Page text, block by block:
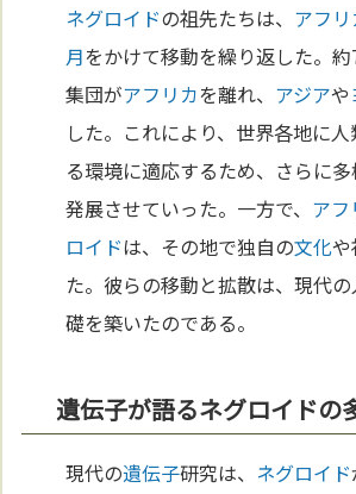
ネグロイドの祖先たちは、 アフリ
月をかけて移動を繰り返した。
集団がアフリカを離れ、 アジアや
した。これにより、世界各地に
る環境に適応するため、さらに
発展させていった。一方で、 アフ
ロイドは、その地で独自の文化
た。彼らの移動と拡散は、現代
礎を築いたのである。
遺伝子が語るネグロイドの
現代の遺伝子研究は、 ネグロイド